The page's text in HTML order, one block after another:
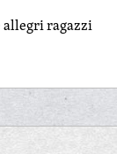
allegri ragazzi